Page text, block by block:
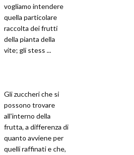
vogliamo intendere
quella particolare
raccolta dei frutti
della pianta della
vite; gli stess ...
Gli zuccheri che si
possono trovare
all'interno della
frutta, a differenza di
quanto avviene per
quelli raffinati e che,